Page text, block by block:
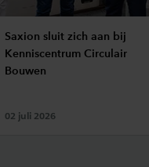
Saxion sluit zich aan bij
Kenniscentrum Circulair
Bouwen
02 juli 2026